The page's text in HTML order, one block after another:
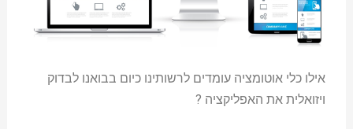
אילו כלי אוטומציה עומדים לרשותינו כיום בבואנו לבדוק
ויזואלית את האפליקציה ?